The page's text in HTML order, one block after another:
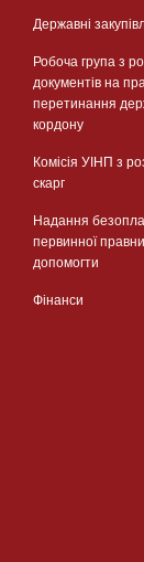
Державні
Робоча група з
документів на
перетинання
кордону
Комісія УІНП з
скарг
Надання
первинної
допомогти
Фінанси